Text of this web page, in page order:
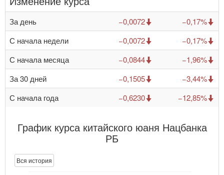
За день −0,0072
−0,17%
С начала недели
−0,0072
−0,17%
С начала месяца
−0,0844
−1,96%
За 30 дней
−0,1505
−3,44%
С начала года
−0,6230 −12,85%
График курса китайского юаня Нацбанка
РБ
Вся история